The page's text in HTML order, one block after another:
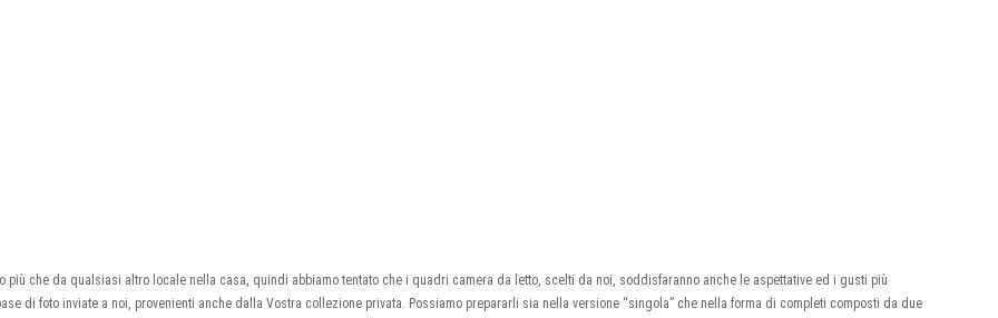
che da qualsiasi altro locale nella casa, quindi abbiamo tentato che i quadri camera da letto, scelti da noi, soddisfaranno anche le aspettative ed i gusti più
di foto inviate a noi, provenienti anche dalla Vostra collezione privata. Possiamo prepararli sia nella versione “singola” che nella forma di completi composti da due